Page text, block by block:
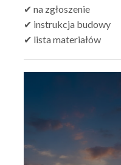
✔ na zgłoszenie
✔ instrukcja budowy
✔ lista materiałów